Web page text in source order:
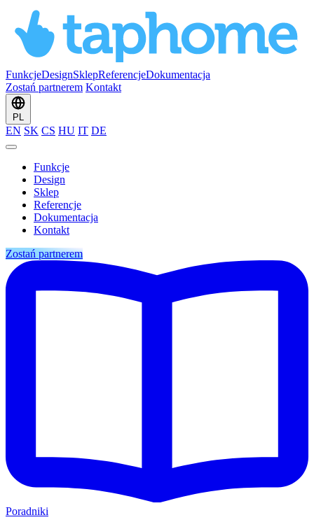
FunkcjeDesignSklepReferencjeDokumentacja
Zostań partnerem Kontakt
PL
EN SK CS HU IT DE
Funkcje
Design
Sklep
Referencje
Dokumentacja
Kontakt
Zostań partnerem
Poradniki